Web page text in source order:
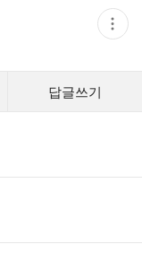
현
재
글
기
답글쓰기